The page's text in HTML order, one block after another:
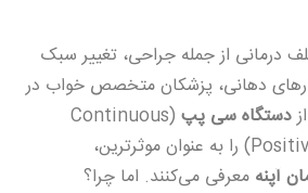
درمانی از جمله جراحی، تغییر سبک
دهانی، پزشکان متخصص خواب در
دستگاه سی پپ (Continuous
Positive Airway Pressure) را به عنوان موثرترین،
آپنه معرفی می‌کنند. اما چرا؟